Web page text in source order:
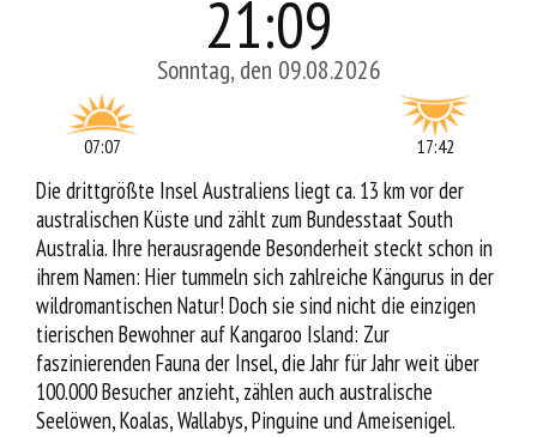
21:09
Sonntag, den 09.08.2026
07:07 17:42
Die drittgrößte Insel Australiens liegt ca. 13 km vor der
australischen Küste und zählt zum Bundesstaat South
Australia. Ihre herausragende Besonderheit steckt schon in
ihrem Namen: Hier tummeln sich zahlreiche Kängurus in der
wildromantischen Natur! Doch sie sind nicht die einzigen
tierischen Bewohner auf Kangaroo Island: Zur
faszinierenden Fauna der Insel, die Jahr für Jahr weit über
100.000 Besucher anzieht, zählen auch australische
Seelöwen, Koalas, Wallabys, Pinguine und Ameisenigel.